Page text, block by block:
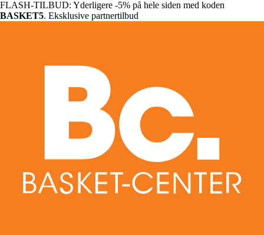
FLASH-TILBUD: Yderligere -5% på hele siden med koden
BASKET5. Eksklusive partnertilbud